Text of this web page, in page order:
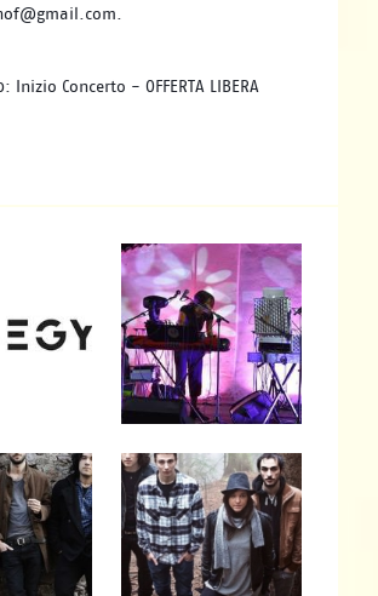
Inizio Concerto - OFFERTA LIBERA